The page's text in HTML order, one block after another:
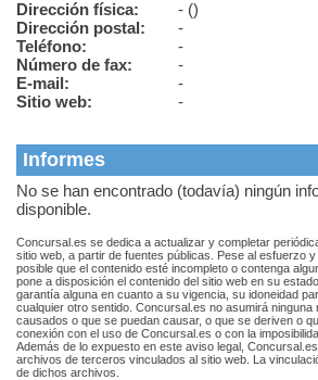
Dirección física:
- ()
Dirección postal:
-
Teléfono:
-
Número de fax:
-
E-mail:
-
Sitio web:
-
Informes
No se han encontrado (todavía) ningún
disponible.
Concursal.es se dedica a actualizar y completar
sitio web, a partir de fuentes públicas. Pese al esfuerzo
posible que el contenido esté incompleto o contenga
pone a disposición el contenido del sitio web en su
garantía alguna en cuanto a su vigencia, su idoneidad
cualquier otro sentido. Concursal.es no asumirá ninguna
causados o que se puedan causar, o que se deriven o
conexión con el uso de Concursal.es o con la
Además de lo expuesto en este aviso legal,
archivos de terceros vinculados al sitio web. La
de dichos archivos.